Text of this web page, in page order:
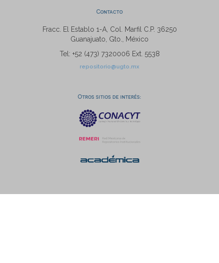
Contacto
Fracc. El Establo 1-A, Col. Marfil C.P. 36250
Guanajuato, Gto., México
Tel: +52 (473) 7320006 Ext. 5538
repositorio@ugto.mx
Otros sitios de interés: